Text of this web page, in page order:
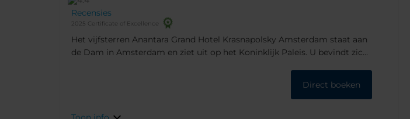
Recensies
2025 Certificate of Excellence
Het vijfsterren Anantara Grand Hotel Krasnapolsky Amsterdam staat aan
de Dam in Amsterdam en ziet uit op het Koninklijk Paleis. U bevindt zich
Direct boeken